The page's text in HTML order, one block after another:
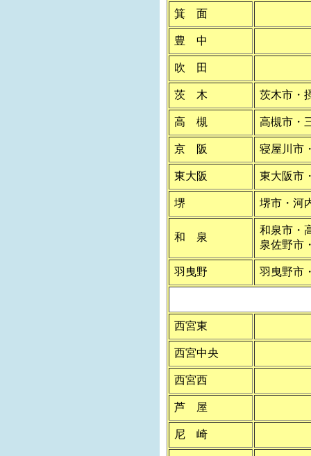
箕 面
豊 中
吹 田
茨 木 茨木市・
高 槻 高槻市・
京 阪 寝屋川市
東大阪 東大阪市
堺 堺市・河
和 泉
和泉市・
泉佐野市
羽曳野 羽曳野市
西宮東
西宮中央
西宮西
芦 屋
尼 崎